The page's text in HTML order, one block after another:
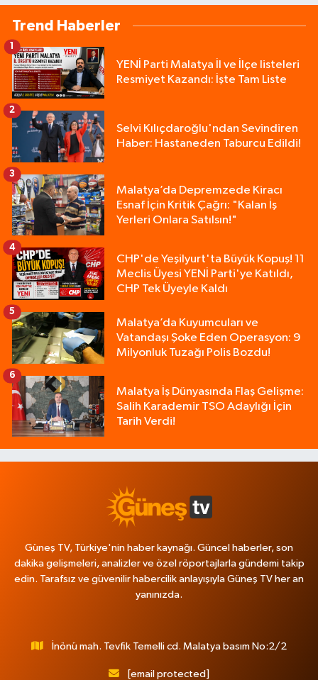
Trend Haberler
YENİ Parti Malatya İl ve İlçe listeleri
Resmiyet Kazandı: İşte Tam Liste
1
Selvi Kılıçdaroğlu'ndan Sevindiren
Haber: Hastaneden Taburcu Edildi!
2
Malatya’da Depremzede Kiracı
Esnaf İçin Kritik Çağrı: "Kalan İş
Yerleri Onlara Satılsın!"
3
CHP'de Yeşilyurt'ta Büyük Kopuş! 11
Meclis Üyesi YENİ Parti'ye Katıldı,
CHP Tek Üyeyle Kaldı
4
Malatya’da Kuyumcuları ve
Vatandaşı Şoke Eden Operasyon: 9
Milyonluk Tuzağı Polis Bozdu!
5
Malatya İş Dünyasında Flaş Gelişme:
Salih Karademir TSO Adaylığı İçin
Tarih Verdi!
6
Güneş TV, Türkiye'nin haber kaynağı. Güncel haberler, son
dakika gelişmeleri, analizler ve özel röportajlarla gündemi takip
edin. Tarafsız ve güvenilir habercilik anlayışıyla Güneş TV her an
yanınızda.
İnönü mah. Tevfik Temelli cd. Malatya basım No:2/2
[email protected]